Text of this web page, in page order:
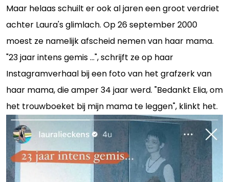
Maar helaas schuilt er ook al jaren een groot verdriet
achter Laura's glimlach. Op 26 september 2000
moest ze namelijk afscheid nemen van haar mama.
"23 jaar intens gemis ...", schrijft ze op haar
Instagramverhaal bij een foto van het grafzerk van
haar mama, die amper 34 jaar werd. "Bedankt Elia, om
het trouwboeket bij mijn mama te leggen", klinkt het.